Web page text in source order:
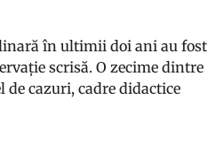
în ultimii doi ani au fost
scrisă. O zecime dintre
cazuri, cadre didactice